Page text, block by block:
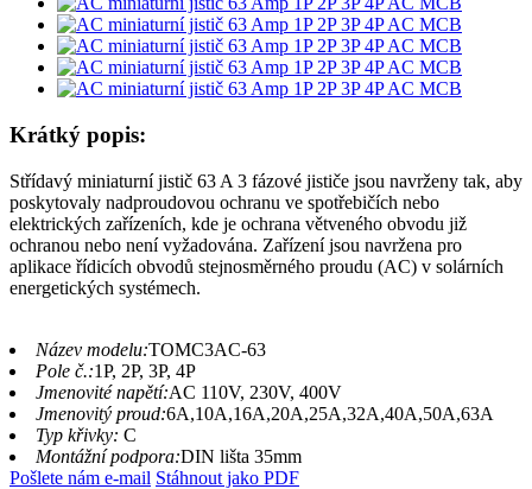
Krátký popis:
Střídavý miniaturní jistič 63 A 3 fázové jističe jsou navrženy tak, aby
poskytovaly nadproudovou ochranu ve spotřebičích nebo
elektrických zařízeních, kde je ochrana větveného obvodu již
ochranou nebo není vyžadována. Zařízení jsou navržena pro
aplikace řídicích obvodů stejnosměrného proudu (AC) v solárních
energetických systémech.
Název modelu:TOMC3AC-63
Pole č.:1P, 2P, 3P, 4P
Jmenovité napětí:AC 110V, 230V, 400V
Jmenovitý proud:6A,10A,16A,20A,25A,32A,40A,50A,63A
Typ křivky: C
Montážní podpora:DIN lišta 35mm
Pošlete nám e-mail Stáhnout jako PDF